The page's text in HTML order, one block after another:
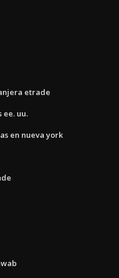
etrade
uu.
en nueva york